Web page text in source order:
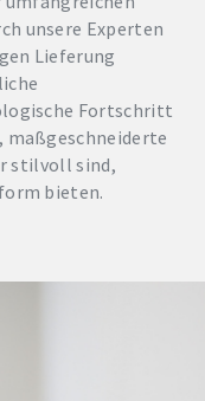
unsere Experten
Lieferung
Fortschritt
maßgeschneiderte
stilvoll sind,
bieten.